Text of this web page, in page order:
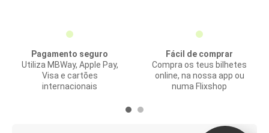
Pagamento seguro
Utiliza MBWay, Apple Pay,
Visa e cartões
internacionais
Fácil de comprar
Compra os teus bilhetes
online, na nossa app ou
numa Flixshop